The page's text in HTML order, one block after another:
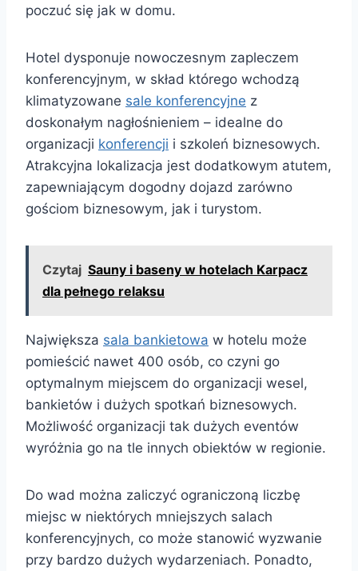
poczuć się jak w domu.
Hotel dysponuje nowoczesnym zapleczem
konferencyjnym, w skład którego wchodzą
klimatyzowane sale konferencyjne z
doskonałym nagłośnieniem – idealne do
organizacji konferencji i szkoleń biznesowych.
Atrakcyjna lokalizacja jest dodatkowym atutem,
zapewniającym dogodny dojazd zarówno
gościom biznesowym, jak i turystom.
Czytaj Sauny i baseny w hotelach Karpacz
dla pełnego relaksu
Największa sala bankietowa w hotelu może
pomieścić nawet 400 osób, co czyni go
optymalnym miejscem do organizacji wesel,
bankietów i dużych spotkań biznesowych.
Możliwość organizacji tak dużych eventów
wyróżnia go na tle innych obiektów w regionie.
Do wad można zaliczyć ograniczoną liczbę
miejsc w niektórych mniejszych salach
konferencyjnych, co może stanowić wyzwanie
przy bardzo dużych wydarzeniach. Ponadto,